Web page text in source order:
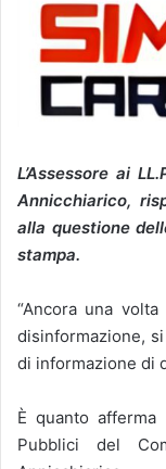
L’Assessore ai
Annicchiarico,
alla questione
stampa.
“Ancora una
disinformazione,
di informazione di
È quanto afferma
Pubblici del